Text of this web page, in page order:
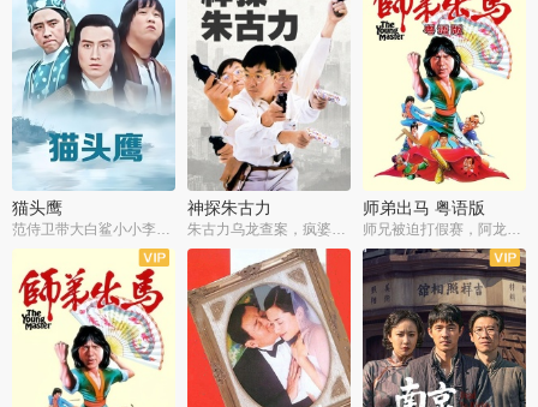
猫头鹰
范侍卫带大白鲨小小李破案寻妃
神探朱古力
朱古力乌龙查案，疯婆子神助攻
师弟出马 粤语版
师兄被迫打假赛，阿龙追查斗黑帮